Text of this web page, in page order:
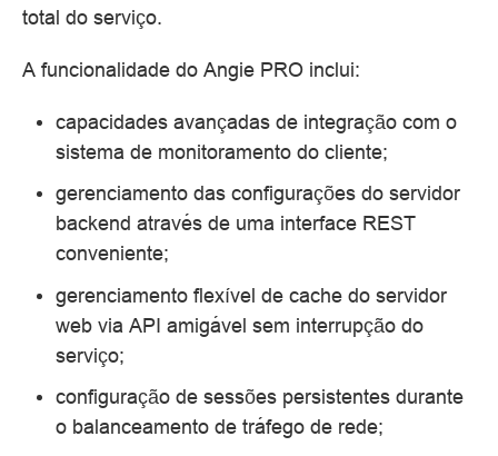
total do serviço.
A funcionalidade do Angie PRO inclui:
capacidades avançadas de integração com o
sistema de monitoramento do cliente;
gerenciamento das configurações do servidor
backend através de uma interface REST
conveniente;
gerenciamento flexível de cache do servidor
web via API amigável sem interrupção do
serviço;
configuração de sessões persistentes durante
o balanceamento de tráfego de rede;